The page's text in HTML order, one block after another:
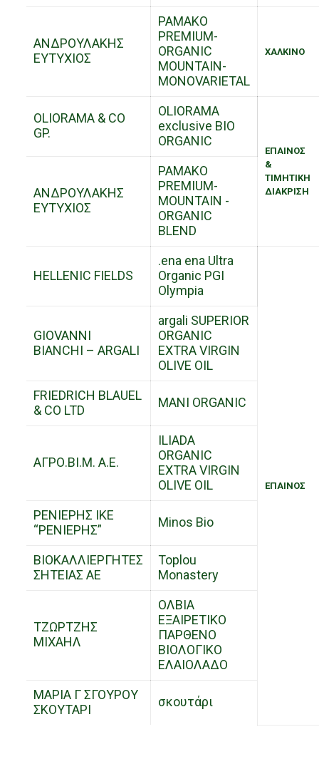
ΑΝΔΡΟΥΛΑΚΗΣ
ΕΥΤΥΧΙΟΣ
PAMAKO
PREMIUM-
ORGANIC
MOUNTAIN-
MONOVARIETAL
ΧΑΛΚΙΝΟ
OLIORAMA & CO
GP.
OLIORAMA
exclusive BIO
ORGANIC
ΕΠΑΙΝΟΣ
&
ΤΙΜΗΤΙΚΗ
ΔΙΑΚΡΙΣΗ
ΑΝΔΡΟΥΛΑΚΗΣ
ΕΥΤΥΧΙΟΣ
PAMAΚO
PREMIUM-
MOUNTAIN -
ORGANIC
BLEND
HELLENIC FIELDS
.ena ena Ultra
Organic PGI
Olympia
ΕΠΑΙΝΟΣ
GIOVANNI
BIANCHI – ARGALI
argali SUPERIOR
ORGANIC
EXTRA VIRGIN
OLIVE OIL
FRIEDRICH BLAUEL
& CO LTD
MANI ORGANIC
ΑΓΡΟ.ΒΙ.Μ. Α.Ε.
ILIADA
ORGANIC
EXTRA VIRGIN
OLIVE OIL
ΡΕΝΙΕΡΗΣ ΙΚΕ
“ΡΕΝΙΕΡΗΣ”
Minos Bio
ΒΙΟΚΑΛΛΙΕΡΓΗΤΕΣ
ΣΗΤΕΙΑΣ ΑΕ
Toplou
Monastery
ΤΖΩΡΤΖΗΣ
ΜΙΧΑΗΛ
ΟΛΒΙΑ
ΕΞΑΙΡΕΤΙΚΟ
ΠΑΡΘΕΝΟ
ΒΙΟΛΟΓΙΚΟ
ΕΛΑΙΟΛΑΔΟ
ΜΑΡΙΑ Γ ΣΓΟΥΡΟΥ
ΣΚΟΥΤΑΡΙ
σκουτάρι